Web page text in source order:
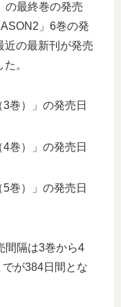
の最終巻の発売
」6巻の発
近の最新刊が発売
。
3巻）」の発売日
4巻）」の発売日
5巻）」の発売日
間隔は3巻から4
が384日間とな